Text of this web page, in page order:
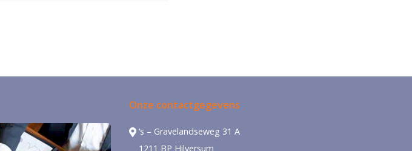
Onze contactgegevens
‘s – Gravelandseweg 31 A
1211 BP Hilversum